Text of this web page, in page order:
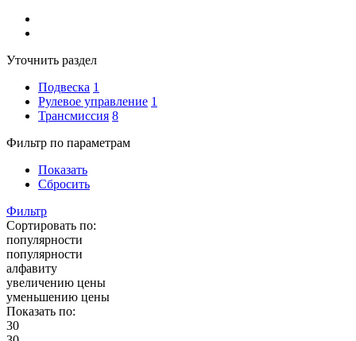
Уточнить раздел
Подвеска 1
Рулевое управление 1
Трансмиссия 8
Фильтр по параметрам
Показать
Сбросить
Фильтр
Сортировать по:
популярности
популярности
алфавиту
увеличению цены
уменьшению цены
Показать по:
30